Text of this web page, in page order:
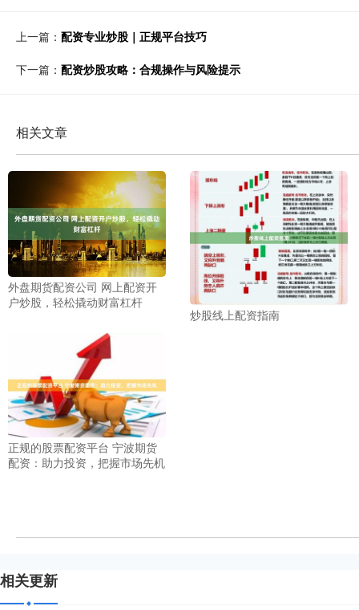
上一篇： 配资专业炒股｜正规平台技巧
下一篇： 配资炒股攻略：合规操作与风险提示
相关文章
外盘期货配资公司 网上配资开
户炒股，轻松撬动财富杠杆
炒股线上配资指南
正规的股票配资平台 宁波期货
配资：助力投资，把握市场先机
相关更新